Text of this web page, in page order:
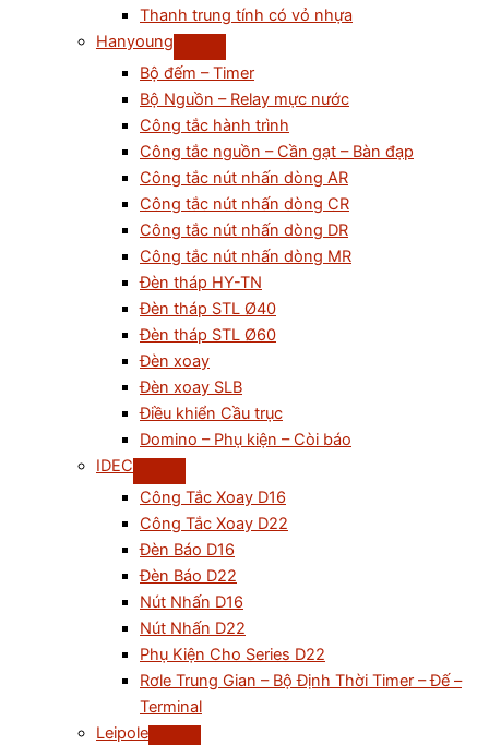
Thanh trung tính có vỏ nhựa
Hanyoung
Bộ đếm – Timer
Bộ Nguồn – Relay mực nước
Công tắc hành trình
Công tắc nguồn – Cần gạt – Bàn đạp
Công tắc nút nhấn dòng AR
Công tắc nút nhấn dòng CR
Công tắc nút nhấn dòng DR
Công tắc nút nhấn dòng MR
Đèn tháp HY-TN
Đèn tháp STL Ø40
Đèn tháp STL Ø60
Đèn xoay
Đèn xoay SLB
Điều khiển Cầu trục
Domino – Phụ kiện – Còi báo
IDEC
Công Tắc Xoay D16
Công Tắc Xoay D22
Đèn Báo D16
Đèn Báo D22
Nút Nhấn D16
Nút Nhấn D22
Phụ Kiện Cho Series D22
Rơle Trung Gian – Bộ Định Thời Timer – Đế –
Terminal
Leipole